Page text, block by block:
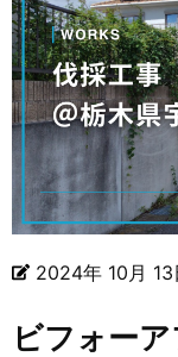
2024年 10月 13
ビフォー